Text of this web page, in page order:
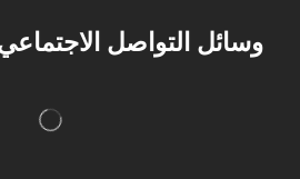
وسائل التواصل